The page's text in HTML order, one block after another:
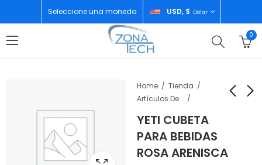
Seleccione una moneda USD, $ Dólar
0
Home
Tienda
Artículos De Temporada
YETI CUBETA
PARA BEBIDAS
ROSA ARENISCA
BOLSO CROSSROADS
27LT ULTRA MARINE
$ 250,00
FLIP 8 24QTU
CHARCOAL
$170,00